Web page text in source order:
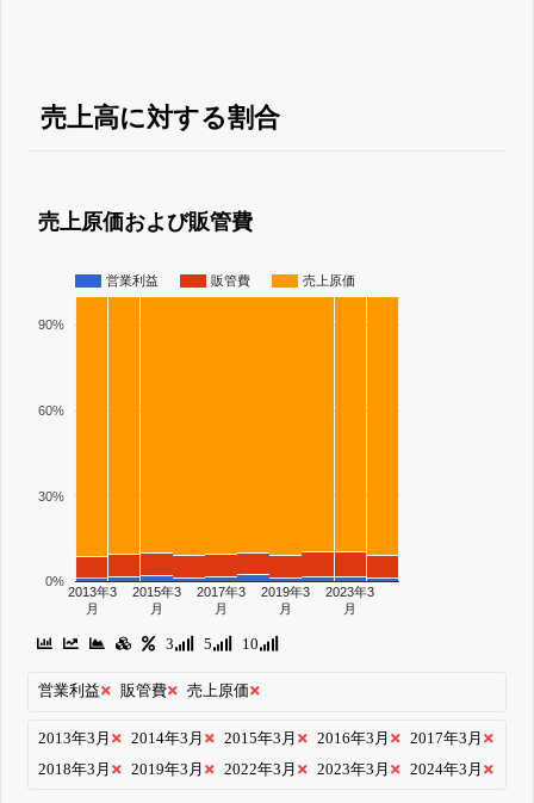
売上高に対する割合
売上原価および販管費
営業利益 販管費 売上原価
2013年3
月
2015年3
月
2017年3
月
2019年3
月
2023年3
月
0%
30%
60%
90%
3 5 10
営業利益 販管費 売上原価
2013年3月 2014年3月 2015年3月 2016年3月
2017年3月
2018年3月
2019年3月 2022年3月 2023年3月 2024年3月